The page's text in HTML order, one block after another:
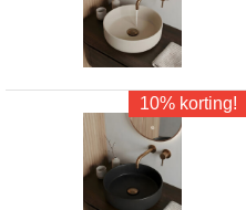
10% korting!